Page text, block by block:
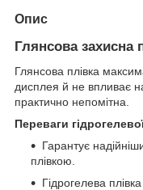
Опис
Глянсова захисна
Глянсова плівка
дисплея й не впливає
практично непомітна.
Переваги
Гарантує
плівкою.
Гідрогелева